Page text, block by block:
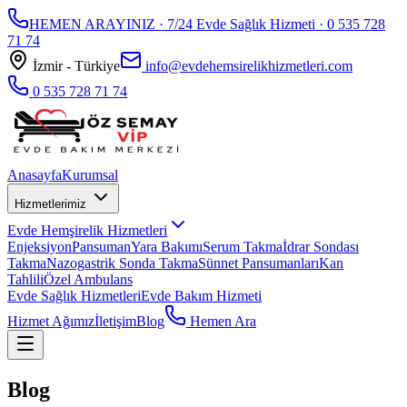
HEMEN ARAYINIZ · 7/24 Evde Sağlık Hizmeti · 0 535 728
71 74
İzmir - Türkiye
info@evdehemsirelikhizmetleri.com
0 535 728 71 74
AnasayfaKurumsal
Hizmetlerimiz
Evde Hemşirelik Hizmetleri
EnjeksiyonPansumanYara BakımıSerum Takmaİdrar Sondası
TakmaNazogastrik Sonda TakmaSünnet PansumanlarıKan
TahliliÖzel Ambulans
Evde Sağlık HizmetleriEvde Bakım Hizmeti
Hizmet AğımızİletişimBlog Hemen Ara
Blog